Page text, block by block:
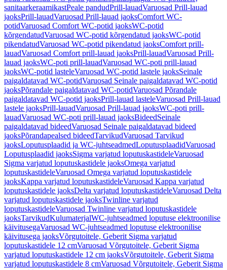
sanitaarkeraamikastPeale pandudPrill-lauadVaruosad Prill-lauad
jaoksPrill-lauadVaruosad Prill-lauad jaoksComfort WC-
potidVaruosad Comfort WC-potid jaoksWC-potid
kõrgendatudVaruosad WC-potid kõrgendatud jaoksWC-potid
pikendatudVaruosad WC-potid pikendatud jaoksComfort prill-
lauadVaruosad Comfort prill-lauad jaoksPrill-lauadVaruosad Prill-
lauad jaoksWC-poti prill-lauadVaruosad WC-poti prill-lauad
jaoksWC-potid lasteleVaruosad WC-potid lastele jaoksSeinale
paigaldatavad WC-potidVaruosad Seinale paigaldatavad WC-potid
jaoksPõrandale paigaldatavad WC-potidVaruosad Põrandale
paigaldatavad WC-potid jaoksPrill-lauad lasteleVaruosad Prill-lauad
lastele jaoksPrill-lauadVaruosad Prill-lauad jaoksWC-poti prill-
lauadVaruosad WC-poti prill-lauad jaoksBideedSeinale
paigaldatavad bideedVaruosad Seinale paigaldatavad bideed
jaoksPõrandapealsed bideedTarvikudVaruosad Tarvikud
jaoksLoputusplaadid ja WC-juhtseadmedLoputusplaadidVaruosad
Loputusplaadid jaoksSigma varjatud loputuskastideleVaruosad
Sigma varjatud loputuskastidele jaoksOmega varjatud
loputuskastideleVaruosad Omega varjatud loputuskastidele
jaoksKappa varjatud loputuskastideleVaruosad Kappa varjatud
loputuskastidele jaoksDelta varjatud loputuskastideleVaruosad Delta
varjatud loputuskastidele jaoksTwinline varjatud
loputuskastideleVaruosad Twinline varjatud loputuskastidele
jaoksTarvikudKulumaterjalWC-juhtseadmed loputuse elektroonilise
käivitusegaVaruosad WC-juhtseadmed loputuse elektroonilise
käivitusega jaoksVõrgutoitele, Geberit Sigma varjatud
loputuskastidele 12 cmVaruosad Võrgutoitele, Geberit Sigma
varjatud loputuskastidele 12 cm jaoksVõrgutoitele, Geberit Sigma
varjatud loputuskastidele 8 cmVaruosad Võrgutoitele, Geberit Sigma